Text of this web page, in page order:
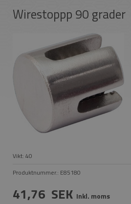
Wirestoppp 90 grader
Vikt:40
Produktnummer.: E85180
41,76 SEK Inkl. moms